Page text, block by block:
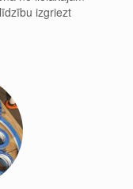
izgriezt